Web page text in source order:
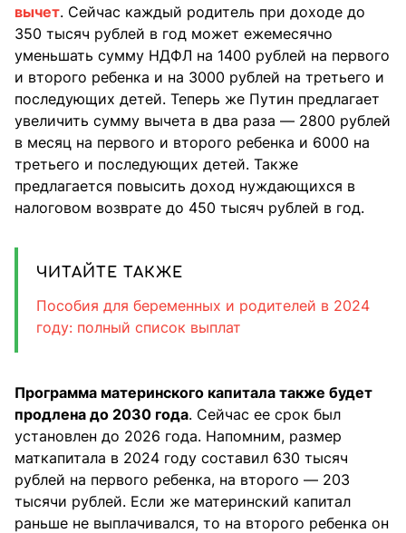
вычет. Сейчас каждый родитель при доходе до
350 тысяч рублей в год может ежемесячно
уменьшать сумму НДФЛ на 1400 рублей на первого
и второго ребенка и на 3000 рублей на третьего и
последующих детей. Теперь же Путин предлагает
увеличить сумму вычета в два раза — 2800 рублей
в месяц на первого и второго ребенка и 6000 на
третьего и последующих детей. Также
предлагается повысить доход нуждающихся в
налоговом возврате до 450 тысяч рублей в год.
ЧИТАЙТЕ ТАКЖЕ
Пособия для беременных и родителей в 2024
году: полный список выплат
Программа материнского капитала также будет
продлена до 2030 года. Сейчас ее срок был
установлен до 2026 года. Напомним, размер
маткапитала в 2024 году составил 630 тысяч
рублей на первого ребенка, на второго — 203
тысячи рублей. Если же материнский капитал
раньше не выплачивался, то на второго ребенка он